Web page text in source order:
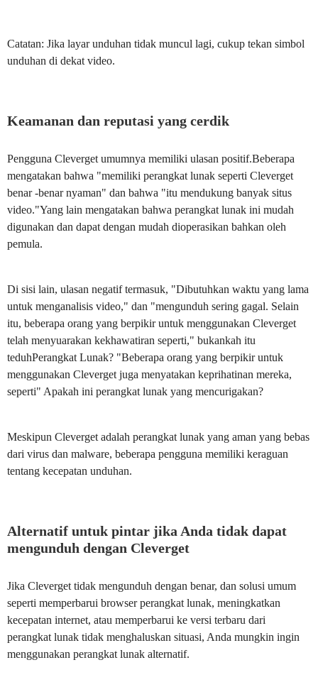
Catatan: Jika layar unduhan tidak muncul lagi, cukup tekan simbol
unduhan di dekat video.
Keamanan dan reputasi yang cerdik
Pengguna Cleverget umumnya memiliki ulasan positif.Beberapa
mengatakan bahwa "memiliki perangkat lunak seperti Cleverget
benar -benar nyaman" dan bahwa "itu mendukung banyak situs
video."Yang lain mengatakan bahwa perangkat lunak ini mudah
digunakan dan dapat dengan mudah dioperasikan bahkan oleh
pemula.
Di sisi lain, ulasan negatif termasuk, "Dibutuhkan waktu yang lama
untuk menganalisis video," dan "mengunduh sering gagal. Selain
itu, beberapa orang yang berpikir untuk menggunakan Cleverget
telah menyuarakan kekhawatiran seperti," bukankah itu
teduhPerangkat Lunak? "Beberapa orang yang berpikir untuk
menggunakan Cleverget juga menyatakan keprihatinan mereka,
seperti" Apakah ini perangkat lunak yang mencurigakan?
Meskipun Cleverget adalah perangkat lunak yang aman yang bebas
dari virus dan malware, beberapa pengguna memiliki keraguan
tentang kecepatan unduhan.
Alternatif untuk pintar jika Anda tidak dapat
mengunduh dengan Cleverget
Jika Cleverget tidak mengunduh dengan benar, dan solusi umum
seperti memperbarui browser perangkat lunak, meningkatkan
kecepatan internet, atau memperbarui ke versi terbaru dari
perangkat lunak tidak menghaluskan situasi, Anda mungkin ingin
menggunakan perangkat lunak alternatif.